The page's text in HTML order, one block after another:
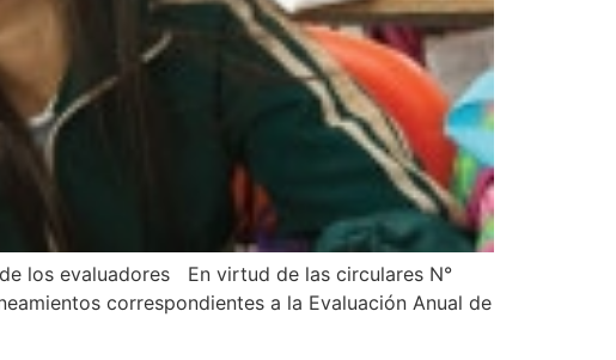
los evaluadores En virtud de las circulares N°
correspondientes a la Evaluación Anual de